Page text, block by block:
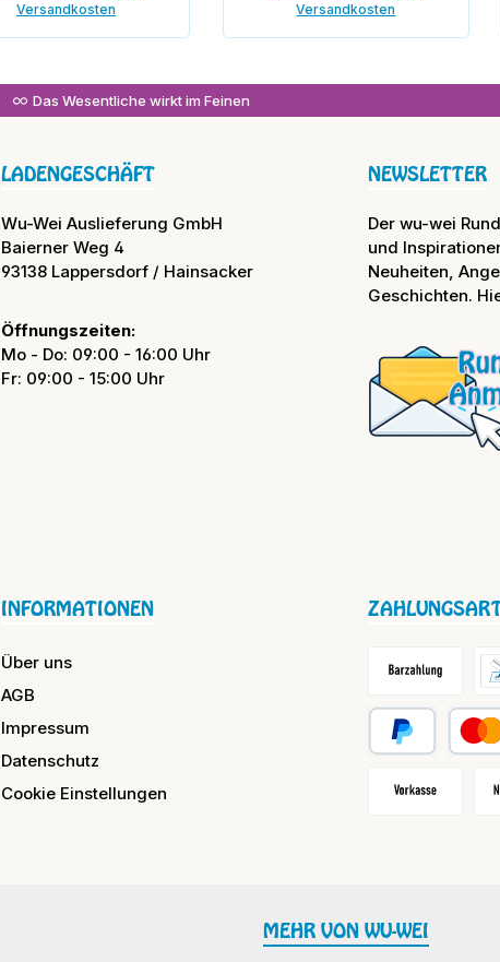
Versandkosten
Versandkosten
Das Wesentliche wirkt im Feinen
INFORMATIONEN
Über uns
AGB
Impressum
Datenschutz
Cookie Einstellungen
NEWSLETTER
Der wu-wei
und
Neuheiten,
Geschichten.
LADENGESCHÄFT
Wu-Wei Auslieferung GmbH
Baierner Weg 4
93138 Lappersdorf / Hainsacker
Öffnungszeiten:
Mo - Do: 09:00 - 16:00 Uhr
Fr: 09:00 - 15:00 Uhr
Barzahlung /
MEHR VON WU-WEI